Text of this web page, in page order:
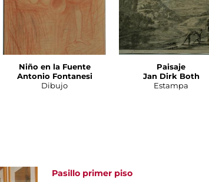
Niño en la Fuente
Antonio Fontanesi
Dibujo
Paisaje
Jan Dirk Both
Estampa
Pasillo primer piso